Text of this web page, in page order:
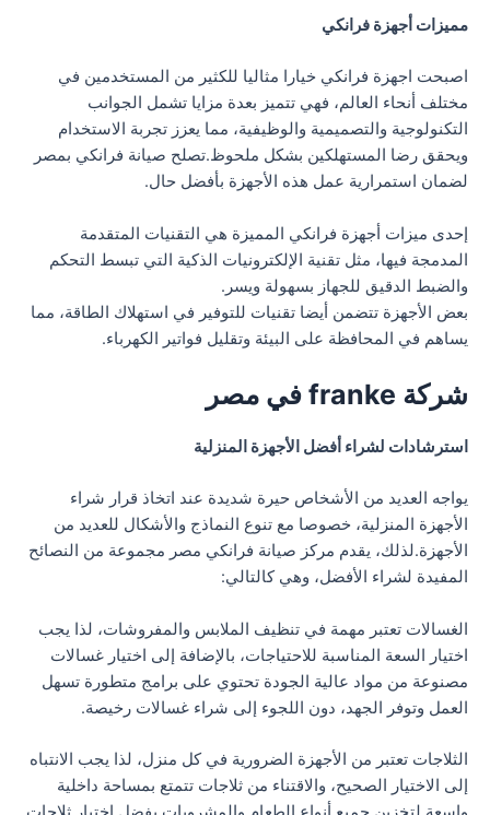
مميزات أجهزة فرانكي
اصبحت اجهزة فرانكي خيارا مثاليا للكثير من المستخدمين في
مختلف أنحاء العالم، فهي تتميز بعدة مزايا تشمل الجوانب
التكنولوجية والتصميمية والوظيفية، مما يعزز تجربة الاستخدام
ويحقق رضا المستهلكين بشكل ملحوظ.تصلح صيانة فرانكي بمصر
لضمان استمرارية عمل هذه الأجهزة بأفضل حال.
إحدى ميزات أجهزة فرانكي المميزة هي التقنيات المتقدمة
المدمجة فيها، مثل تقنية الإلكترونيات الذكية التي تبسط التحكم
والضبط الدقيق للجهاز بسهولة ويسر.
بعض الأجهزة تتضمن أيضا تقنيات للتوفير في استهلاك الطاقة، مما
يساهم في المحافظة على البيئة وتقليل فواتير الكهرباء.
شركة franke في مصر
استرشادات لشراء أفضل الأجهزة المنزلية
يواجه العديد من الأشخاص حيرة شديدة عند اتخاذ قرار شراء
الأجهزة المنزلية، خصوصا مع تنوع النماذج والأشكال للعديد من
الأجهزة.لذلك، يقدم مركز صيانة فرانكي مصر مجموعة من النصائح
المفيدة لشراء الأفضل، وهي كالتالي:
الغسالات تعتبر مهمة في تنظيف الملابس والمفروشات، لذا يجب
اختيار السعة المناسبة للاحتياجات، بالإضافة إلى اختيار غسالات
مصنوعة من مواد عالية الجودة تحتوي على برامج متطورة تسهل
العمل وتوفر الجهد، دون اللجوء إلى شراء غسالات رخيصة.
الثلاجات تعتبر من الأجهزة الضرورية في كل منزل، لذا يجب الانتباه
إلى الاختيار الصحيح، والاقتناء من ثلاجات تتمتع بمساحة داخلية